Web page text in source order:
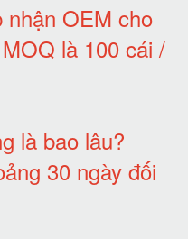
nhận OEM cho
là 100 cái /
là bao lâu?
30 ngày đối